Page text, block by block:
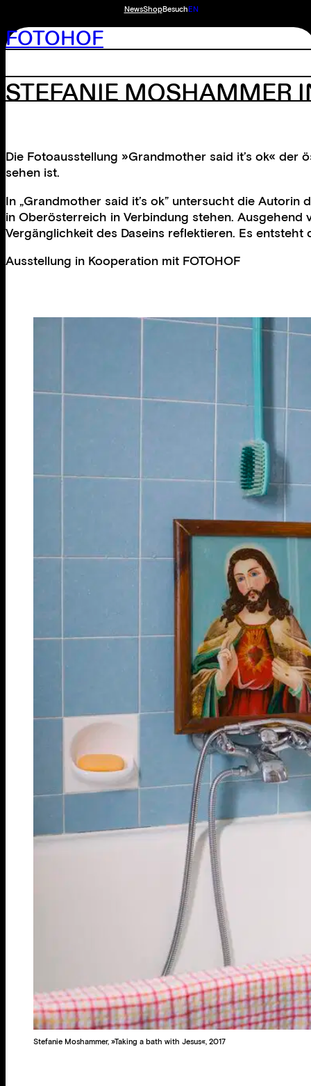
NewsShopBesuchEN
FOTOHOF
STEFANIE MOSHAMMER
Die Fotoausstellung »Grandmother said it’s ok«
sehen ist.
In „Grandmother said it’s ok” untersucht die
in Oberösterreich in Verbindung stehen.
Vergänglichkeit des Daseins reflektieren. Es
Ausstellung in Kooperation mit FOTOHOF
Stefanie Moshammer, »Taking a bath with Jesus«, 2017